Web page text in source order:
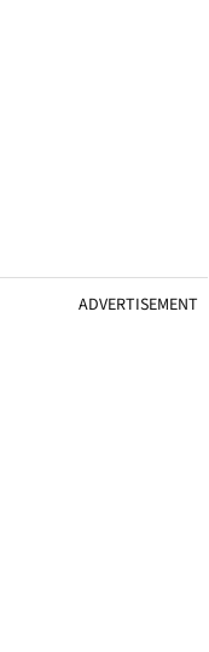
ADVERTISEMENT